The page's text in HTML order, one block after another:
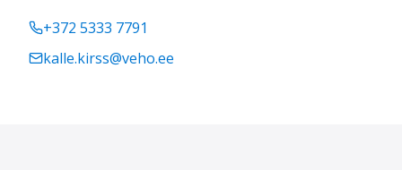
+372 5333 7791
kalle.kirss@veho.ee